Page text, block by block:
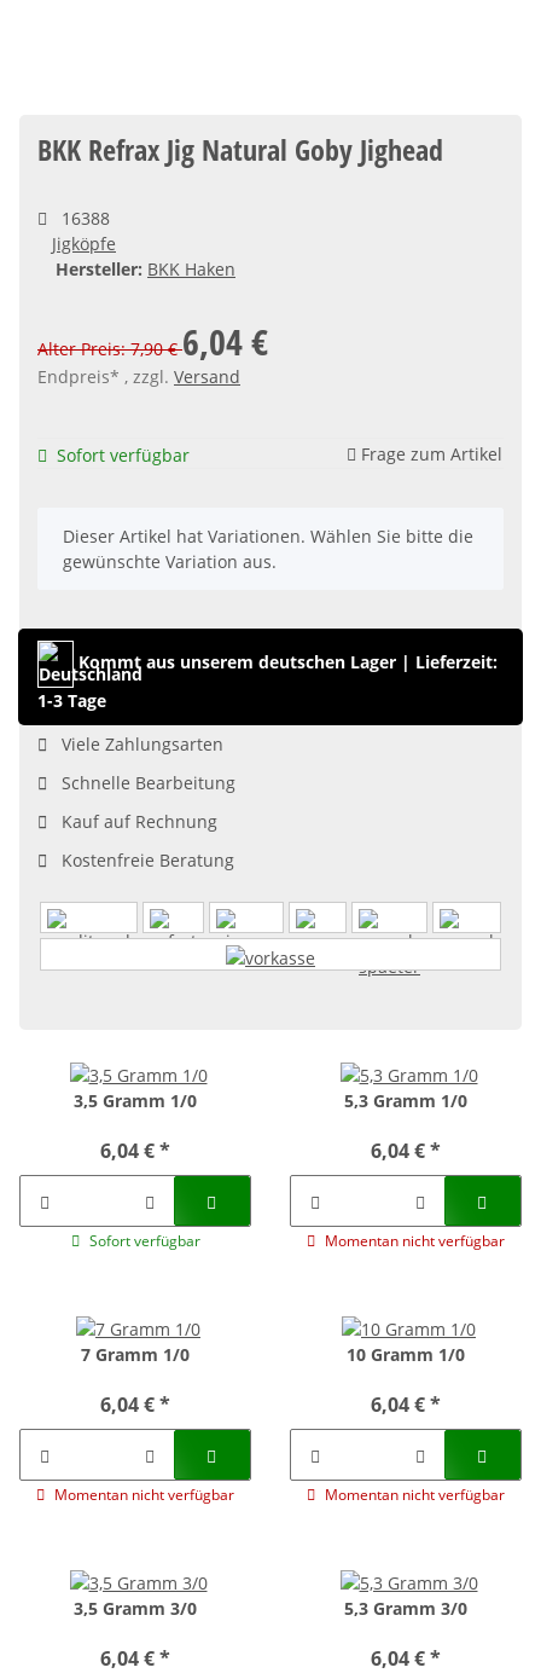
BKK Refrax Jig Natural Goby Jighead
16388
Jigköpfe
Hersteller: BKK Haken
Alter Preis: 7,90 €6,04 €
Endpreis* , zzgl. Versand
Sofort verfügbar Frage zum Artikel
x
Dieser Artikel hat Variationen. Wählen Sie bitte die
gewünschte Variation aus.
Kommt aus unserem deutschen Lager | Lieferzeit:
1-3 Tage
Viele Zahlungsarten
Schnelle Bearbeitung
Kauf auf Rechnung
Kostenfreie Beratung
3,5 Gramm 1/0
6,04 €*
Sofort verfügbar
5,3 Gramm 1/0
6,04 €*
Momentan nicht verfügbar
7 Gramm 1/0
6,04 €*
Momentan nicht verfügbar
10 Gramm 1/0
6,04 €*
Momentan nicht verfügbar
3,5 Gramm 3/0
6,04 €*
5,3 Gramm 3/0
6,04 €*